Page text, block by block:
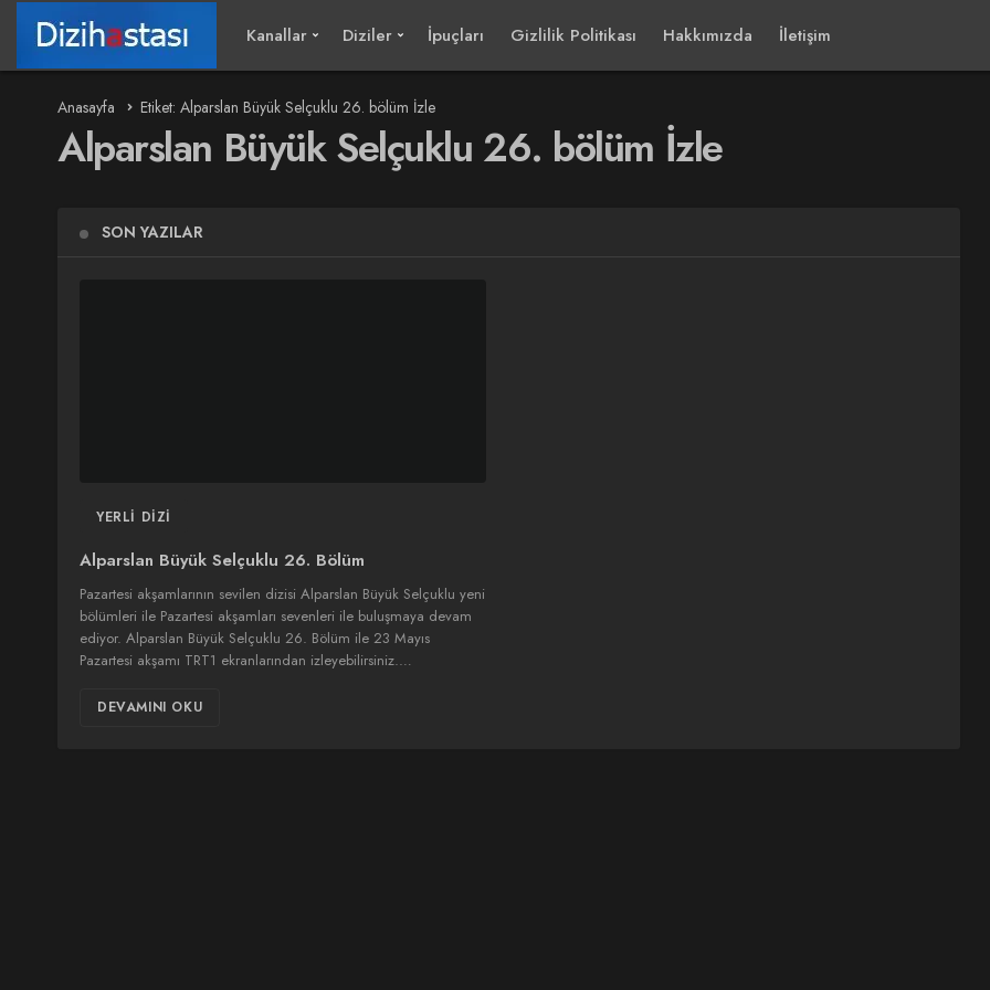
Kanallar Diziler İpuçları Gizlilik Politikası Hakkımızda İletişim
Anasayfa Etiket: Alparslan Büyük Selçuklu 26. bölüm İzle
Alparslan Büyük Selçuklu 26. bölüm İzle
SON YAZILAR
YERLI DIZI
Alparslan Büyük Selçuklu 26. Bölüm
Pazartesi akşamlarının sevilen dizisi Alparslan Büyük Selçuklu yeni
bölümleri ile Pazartesi akşamları sevenleri ile buluşmaya devam
ediyor. Alparslan Büyük Selçuklu 26. Bölüm ile 23 Mayıs
Pazartesi akşamı TRT1 ekranlarından izleyebilirsiniz.…
DEVAMINI OKU